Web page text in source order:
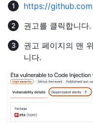
https://
권고를 클릭합니다.
권고 페이지의 맨
니다.